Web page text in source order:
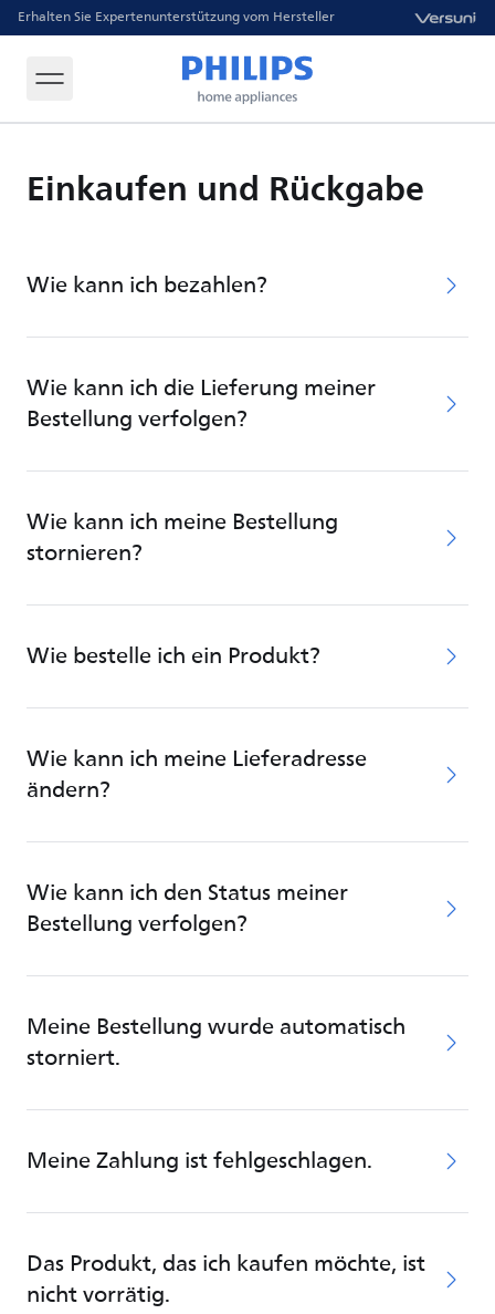
Erhalten Sie Expertenunterstützung vom Hersteller
Einkaufen und Rückgabe
Wie kann ich bezahlen?
Wie kann ich die Lieferung meiner
Bestellung verfolgen?
Wie kann ich meine Bestellung
stornieren?
Wie bestelle ich ein Produkt?
Wie kann ich meine Lieferadresse
ändern?
Wie kann ich den Status meiner
Bestellung verfolgen?
Meine Bestellung wurde automatisch
storniert.
Meine Zahlung ist fehlgeschlagen.
Das Produkt, das ich kaufen möchte, ist
nicht vorrätig.